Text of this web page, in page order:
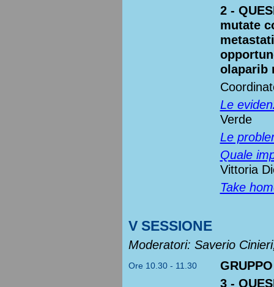
2 -
mutate
olaparib
Le
Verde
Le
Quale
Vittoria
Take
V SESSIONE
Moderatori: Saverio
Ore 10.30 - 11.30
3 -